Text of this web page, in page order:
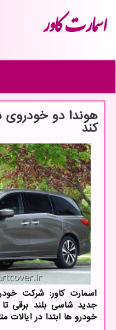
اسمارت كاور
هوندا دو خودروی
كند
اسمارت کاور: شرکت
خودرو ها ابتدا در